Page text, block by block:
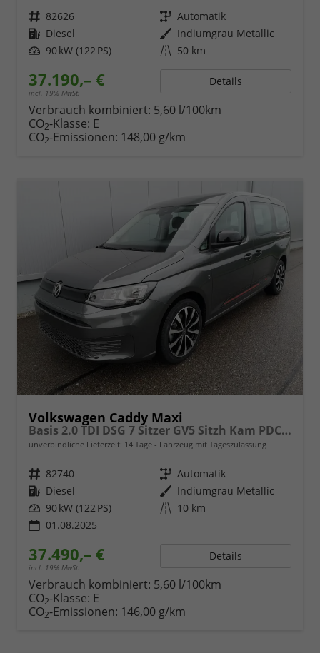
Fahrzeugnr. 82626 Getriebe Automatik
Kraftstoff Diesel Außenfarbe Indiumgrau Metallic
Leistung 90 kW (122 PS) Kilometerstand 50 km
37.190,– €
incl. 19% MwSt.
Details
Verbrauch kombiniert: 5,60 l/100km
CO2-Klasse: E
CO2-Emissionen: 148,00 g/km
Volkswagen Caddy Maxi
Basis 2.0 TDI DSG 7 Sitzer GV5 Sitzh Kam PDC Sport Edition
unverbindliche Lieferzeit: 14 Tage Fahrzeug mit Tageszulassung
Fahrzeugnr. 82740 Getriebe Automatik
Kraftstoff Diesel Außenfarbe Indiumgrau Metallic
Leistung 90 kW (122 PS) Kilometerstand 10 km
01.08.2025
37.490,– €
incl. 19% MwSt.
Details
Verbrauch kombiniert: 5,60 l/100km
CO2-Klasse: E
CO2-Emissionen: 146,00 g/km